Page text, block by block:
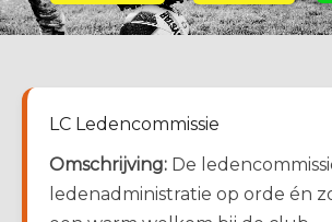
LC Ledencommissie
Omschrijving: De
ledenadministratie op orde én